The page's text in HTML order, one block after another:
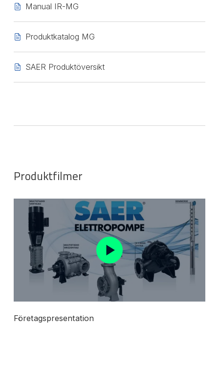
Manual IR-MG
Produktkatalog MG
SAER Produktöversikt
Produktfilmer
Företagspresentation